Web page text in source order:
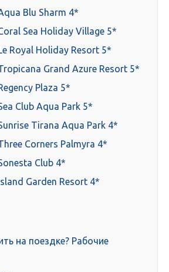
Blu Sharm 4*
Sea Holiday Village 5*
Royal Holiday Resort 5*
Grand Azure Resort 5*
Plaza 5*
Club Aqua Park 5*
Tirana Aqua Park 4*
Corners Palmyra 4*
Club 4*
Garden Resort 4*
на поездке? Рабочие